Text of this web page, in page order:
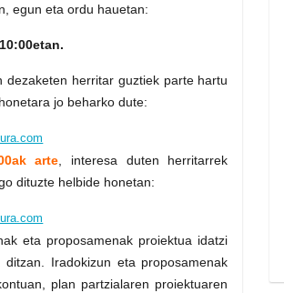
egun eta ordu hauetan:
herritar guztiek parte hartu
jo beharko dute:
arte , interesa duten herritarrek
dituzte helbide honetan:
eta proposamenak proiektua idatzi
Iradokizun eta proposamenak
plan partzialaren proiektuaren